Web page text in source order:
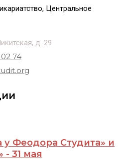
Центральное
д. 29
74
у Феодора Студита» и
31 мая